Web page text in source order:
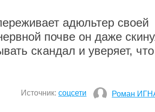
адюльтер своей
почве он даже
скандал и уверяет,
Источник: соцсети Роман